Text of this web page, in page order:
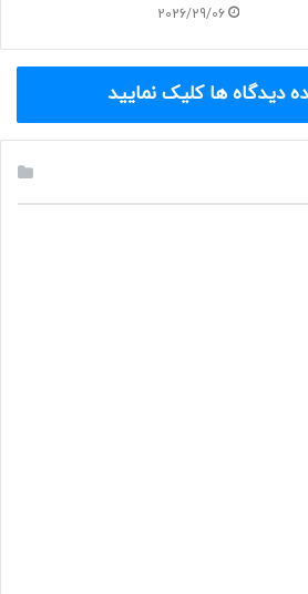
سوء استفاده
شیخ جام
صحابه
2026/29/06
دیدگاه ها کلیک نمایید